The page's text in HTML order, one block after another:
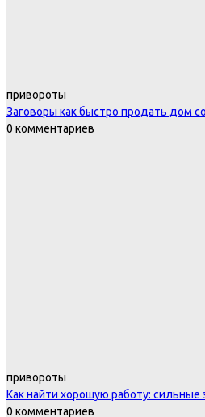
привороты
Заговоры как быстро продать дом
0 комментариев
привороты
Как найти хорошую работу: сильные
0 комментариев